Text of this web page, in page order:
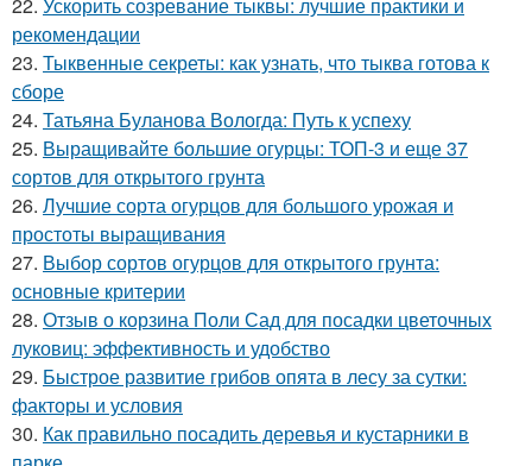
22. Ускорить созревание тыквы: лучшие практики и
рекомендации
23. Тыквенные секреты: как узнать, что тыква готова к
сборе
24. Татьяна Буланова Вологда: Путь к успеху
25. Выращивайте большие огурцы: ТОП-3 и еще 37
сортов для открытого грунта
26. Лучшие сорта огурцов для большого урожая и
простоты выращивания
27. Выбор сортов огурцов для открытого грунта:
основные критерии
28. Отзыв о корзина Поли Сад для посадки цветочных
луковиц: эффективность и удобство
29. Быстрое развитие грибов опята в лесу за сутки:
факторы и условия
30. Как правильно посадить деревья и кустарники в